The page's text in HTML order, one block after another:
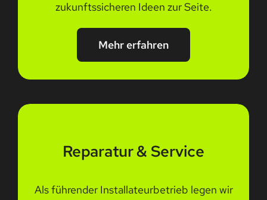
zukunftssicheren Ideen zur Seite.
Mehr erfahren
Reparatur & Service
Als führender Installateurbetrieb legen wir